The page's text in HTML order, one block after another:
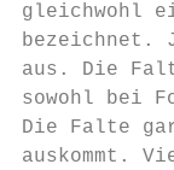
gleichwohl
bezeichnet.
aus. Die
sowohl bei
Die Falte
auskommt.